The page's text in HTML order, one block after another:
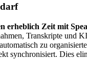
erheblich Zeit mit
Transkripte und
zu
synchronisiert. Dies